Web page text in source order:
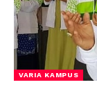
VARIA KAMPUS